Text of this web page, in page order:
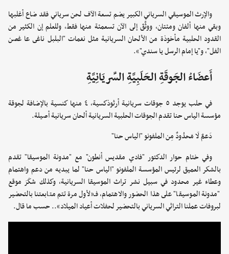
والإرث الموسيقي السرياني الكبير يضم تسعة الآف لحن سرياني فقد ضاع أغلبها
وبقي منها ألفان ومئتان، ووثِّقَ إلى الآن تسعمئة منها فقط، وللعلم إن الكثير من
القدود الحلبية مأخوذة من الألحان السريانية مثل نغمات "البلبل ناغى عا غصن
الفل"، و"يا إمام الرسل يا سندي"».
أَعضَاءُ الجَوقَةِ الحَلَبِيَّةِ السِّريَانِيَّةِ
في حلب يوجد ٥ جوقات سريانية أرثوذكسية، ٤ منها كنسية بالإضافة لجوقة
مؤسسة الياس حنا تقدم الجوقات الحلبية السريانية ألحان سريانية أصيلة.
دَعمٌ لَا مَحدُودٌ مِن الملفونو "الياس حنا"
وفي ختام حوار الدكتور "فادي مقديس أنطون" مع "مدونة الموسيقا" تقدم
بالشكر العميق لرئيس المؤسسة الملفونو "الياس حنا" لما يبديه من دعم واهتمام
وعطاء غير محدود في سبيل نشر تراث الموسيقا السريانية، وكذلك شكَرَ موقع
"مدونة الموسيقا" على هذا الحضور والاهتمام، فـ«لأول مرة تتم متابعتنا بالتحضير
لبروفات عملنا التراثي السرياني بالتحضير لحفلات أعياد الميلاد».. حسب ما قال.